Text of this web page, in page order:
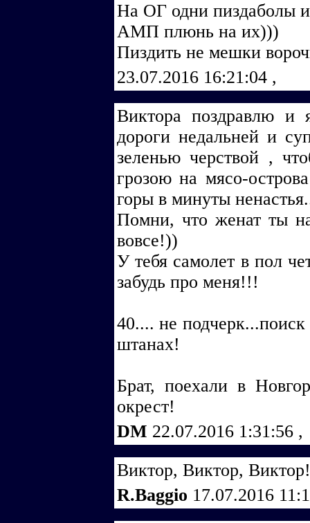
На ОГ одни пиздаболы
АМП плюнь на их)))
Пиздить не мешки
23.07.2016 16:21:04 ,
Виктора поздравлю и
дороги недальней и
зеленью черствой ,
грозою на мясо-
горы в минуты
Помни, что женат ты
вовсе!))
У тебя самолет в пол
забудь про меня!!!
40.... не
штанах!
Брат, поехали в
окрест!
DM 22.07.2016 1:31:56 ,
Виктор, Виктор,
R.Baggio 17.07.2016